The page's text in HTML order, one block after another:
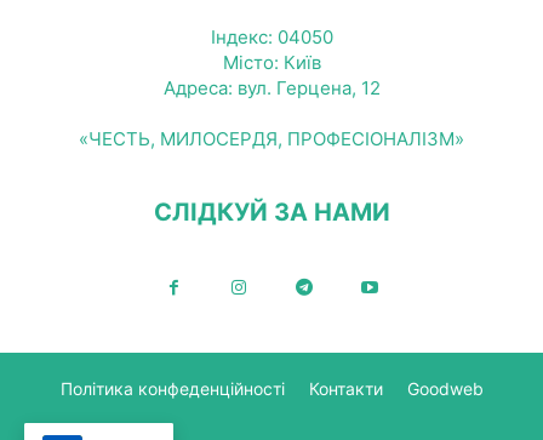
Індекс: 04050
Місто: Київ
Адреса: вул. Герцена, 12
«ЧЕСТЬ, МИЛОСЕРДЯ, ПРОФЕСІОНАЛІЗМ»
СЛІДКУЙ ЗА НАМИ
Політика конфеденційності Контакти Goodweb